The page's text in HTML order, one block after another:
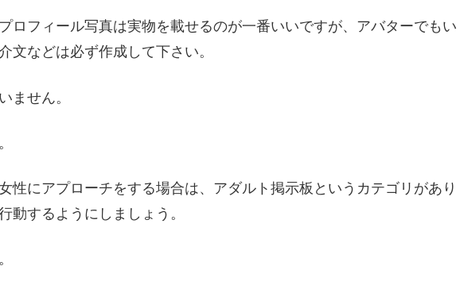
ロフィール写真は実物を載せるのが一番いいですが、アバターでもい
文などは必ず作成して下さい。
ません。
性にアプローチをする場合は、アダルト掲示板というカテゴリがあり
動するようにしましょう。